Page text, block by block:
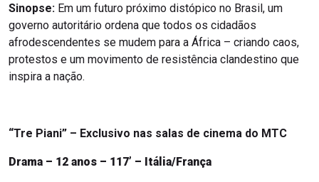
Sinopse: Em um futuro próximo distópico no Brasil, um
governo autoritário ordena que todos os cidadãos
afrodescendentes se mudem para a África – criando caos,
protestos e um movimento de resistência clandestino que
inspira a nação.
“Tre Piani” – Exclusivo nas salas de cinema do MTC
Drama – 12 anos – 117’ – Itália/França